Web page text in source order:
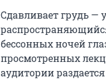
Cдавливает грудь —
бессонных ночей
просмотренных
аудитории